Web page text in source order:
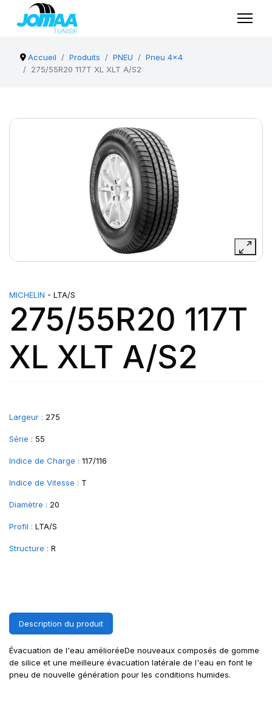
Accueil Produits PNEU
Pneu 4x4
275/55R20 117T XL XLT A/S2
MICHELIN - LTA/S
275/55R20 117T
XL XLT A/S2
Largeur : 275
Série : 55
Indice de Charge : 117/116
Indice de Vitesse : T
Diamètre : 20
Profil : LTA/S
Structure : R
Description du produit
Évacuation de l'eau amélioréeDe nouveaux composés de gomme
de silice et une meilleure évacuation latérale de l'eau en font le
pneu de nouvelle génération pour les conditions humides.